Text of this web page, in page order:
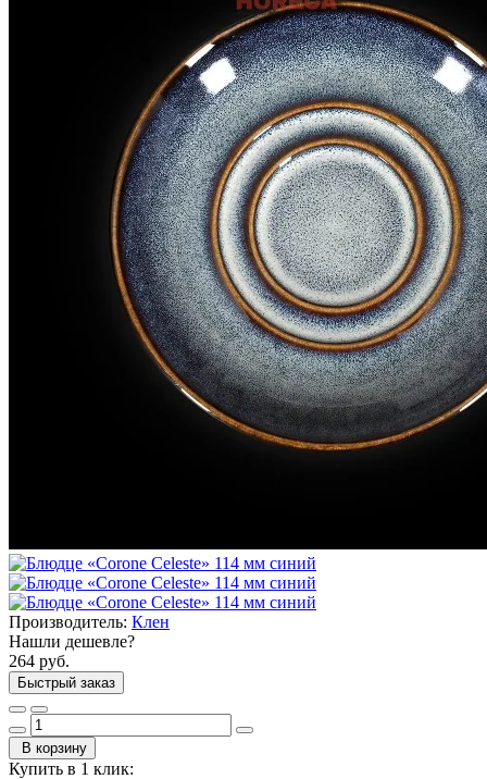
Производитель: Клен
Нашли дешевле?
264 руб.
Быстрый заказ
В корзину
Купить в 1 клик: